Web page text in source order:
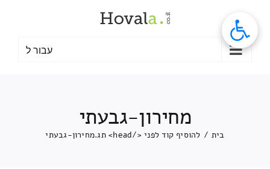
עבור ל
מחירון-גבעתי
בית / להוסיף קוד לפני </head> תג. מחירון-גבעתי